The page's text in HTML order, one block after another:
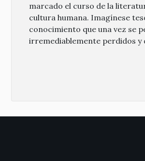
marcado el curso de la
cultura humana. Imagínese
conocimiento que una vez se
irremediablemente perdidos y